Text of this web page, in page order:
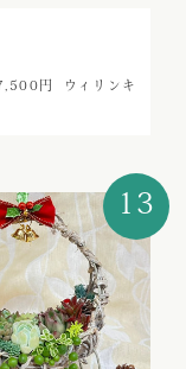
円
ウィリンキ
13